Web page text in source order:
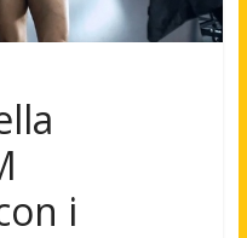
i